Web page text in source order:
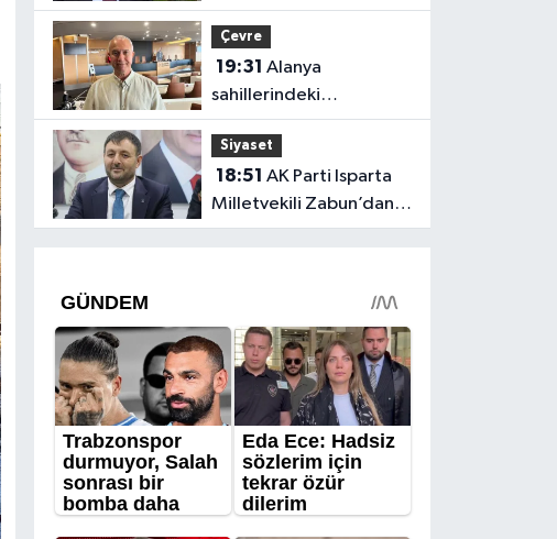
soruşturmasında iki isim
hakkında yeni karar
Çevre
19:31
sahillerindeki
mikroplastik kirliliğinin
kaynağı açıklandı
Siyaset
18:51
Milletvekili Zabun’dan
Antalya mesajı: “Ne